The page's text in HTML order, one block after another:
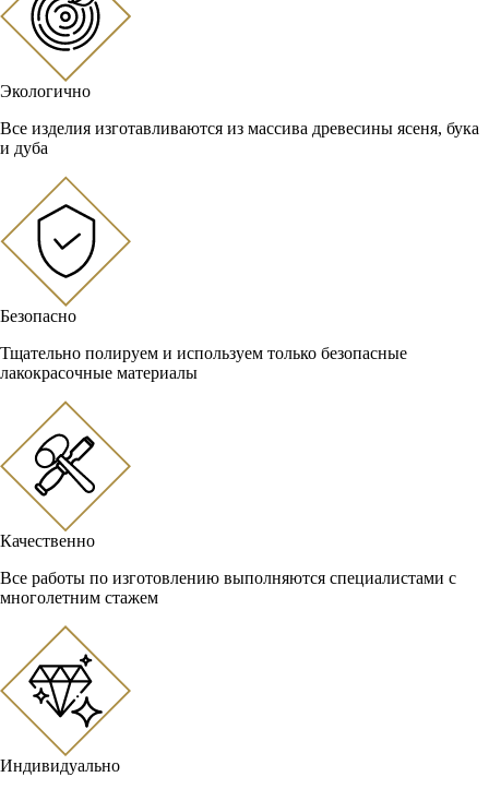
Экологично
Все изделия изготавливаются из массива древесины ясеня, бука
и дуба
Безопасно
Тщательно полируем и используем только безопасные
лакокрасочные материалы
Качественно
Все работы по изготовлению выполняются специалистами с
многолетним стажем
Индивидуально